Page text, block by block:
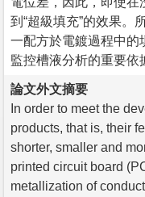
到“超級填充”的效果。
一配方於電鍍過程中的
監控槽液分析的重要依
論文外文摘要
In order to meet the
products, that is, their
shorter, smaller and
printed circuit board
metallization of